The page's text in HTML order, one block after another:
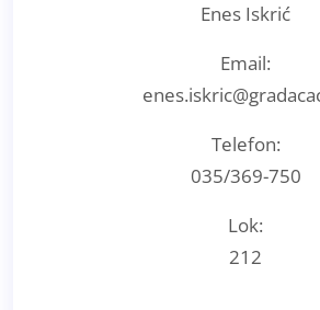
Enes Iskrić
Email:
Telefon:
035/369-750
Lok:
212